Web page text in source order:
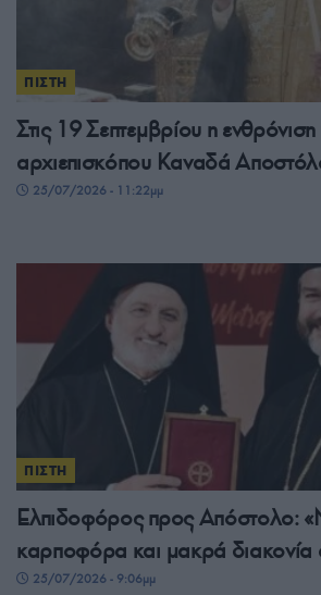
ΠΙΣΤΗ
Στις 19 Σεπτεμβρίου η
αρχιεπισκόπου Καναδά
25/07/2026 - 11:22μμ
ΠΙΣΤΗ
Ελπιδοφόρος προς Απόστολο:
καρποφόρα και μακρά
25/07/2026 - 9:06μμ